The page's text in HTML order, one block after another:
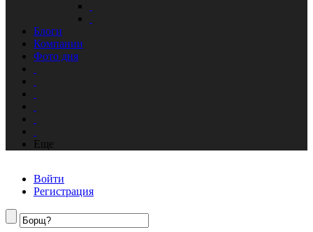
Блоги
Компании
Фото дня
Еще
Войти
Регистрация